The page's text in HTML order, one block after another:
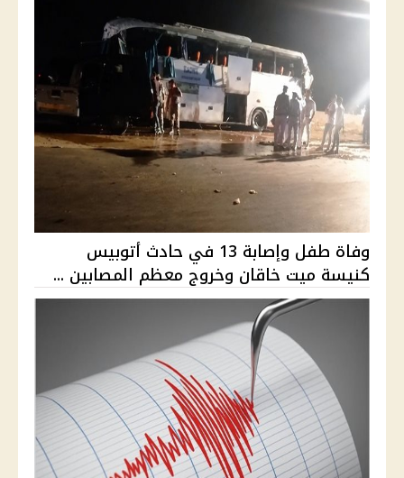
وفاة طفل وإصابة 13 في حادث أتوبيس
كنيسة ميت خاقان وخروج معظم المصابين ...